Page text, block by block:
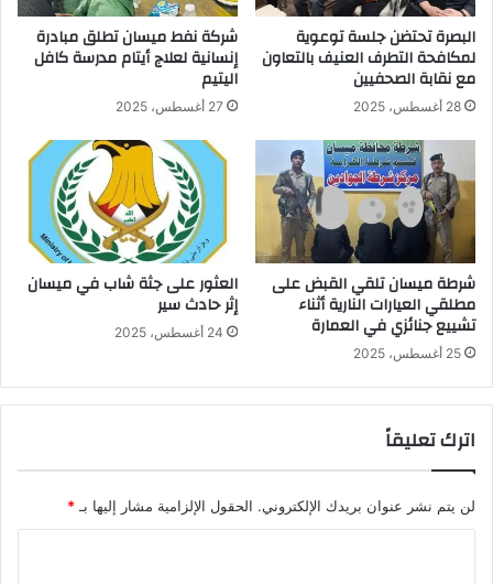
البصرة تحتضن جلسة توعوية
لمكافحة التطرف العنيف بالتعاون
مع نقابة الصحفيين
28 أغسطس، 2025
شركة نفط ميسان تطلق مبادرة
إنسانية لعلاج أيتام مدرسة كافل
اليتيم
27 أغسطس، 2025
شرطة ميسان تلقي القبض على
مطلقي العيارات النارية أثناء
تشييع جنائزي في العمارة
25 أغسطس، 2025
العثور على جثة شاب في ميسان
إثر حادث سير
24 أغسطس، 2025
اترك تعليقاً
لن يتم نشر عنوان بريدك الإلكتروني. الحقول الإلزامية مشار إليها بـ*